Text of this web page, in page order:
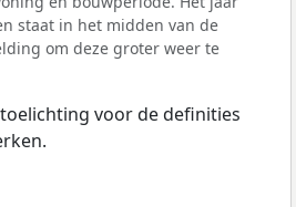
staat in het midden van de
om deze groter weer te
voor de definities